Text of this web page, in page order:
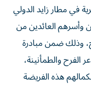
في مطار زايد الدولي
وأسرهم العائدين من
وذلك ضمن مبادرة
والطمأنينة،
هذه الفريضة